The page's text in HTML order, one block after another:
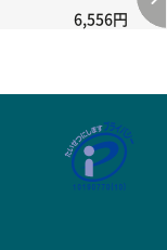
6,556円